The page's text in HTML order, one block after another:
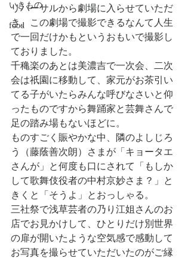
いきもの
food
リハーサルから劇場に入らせていただ
き、この劇場で撮影できるなんて人生
で一回だけかもというおもいで撮影し
ておりました。
千穐楽のあとは美濃吉で一次会、二次
会は祇園に移動して、家元がお茶引い
てる子がいたらみんな呼びなさいと仰
ったものですから舞踊家と芸舞さんで
足の踏み場もないほどに。
ものすごく賑やかな中、隣のよしじろ
う（藤蔭善次朗）さまが「キョータエ
さんが」と何度も口にされて「もしか
して歌舞伎役者の中村京妙さま？」と
きくと「そうよ」とおっしゃる。
三社祭で浅草芸者の乃り江姐さんのお
店でお見かけして、ひとりだけ別世界
の扉が開いたような空気感で感動して
お写真を撮らせていただいたのがご縁